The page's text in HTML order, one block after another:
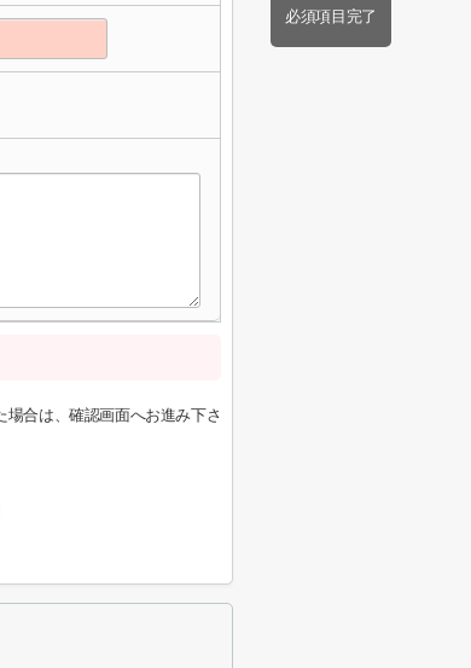
必須項目完了
合は、確認画面へお進み下さ